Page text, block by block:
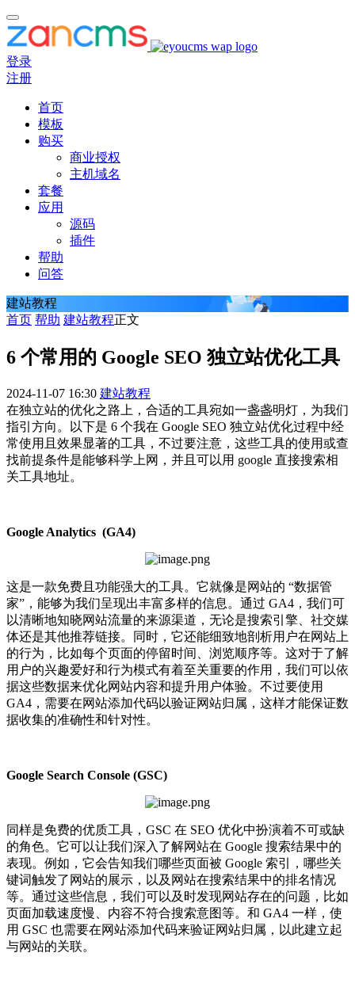
登录
注册
首页
模板
购买
商业授权
主机域名
套餐
应用
源码
插件
帮助
问答
建站教程
首页 帮助 建站教程正文
6 个常用的 Google SEO 独立站优化工具
2024-11-07 16:30 建站教程
在独立站的优化之路上，合适的工具宛如一盏盏明灯，为我们
指引方向。以下是 6 个我在 Google SEO 独立站优化过程中经
常使用且效果显著的工具，不过要注意，这些工具的使用或查
找前提条件是能够科学上网，并且可以用 google 直接搜索相
关工具地址。
Google Analytics (GA4)
这是一款免费且功能强大的工具。它就像是网站的 “数据管
家”，能够为我们呈现出丰富多样的信息。通过 GA4，我们可
以清晰地知晓网站流量的来源渠道，无论是搜索引擎、社交媒
体还是其他推荐链接。同时，它还能细致地剖析用户在网站上
的行为，比如每个页面的停留时间、浏览顺序等。这对于了解
用户的兴趣爱好和行为模式有着至关重要的作用，我们可以依
据这些数据来优化网站内容和提升用户体验。不过要使用
GA4，需要在网站添加代码以验证网站归属，这样才能保证数
据收集的准确性和针对性。
Google Search Console (GSC)
同样是免费的优质工具，GSC 在 SEO 优化中扮演着不可或缺
的角色。它可以让我们深入了解网站在 Google 搜索结果中的
表现。例如，它会告知我们哪些页面被 Google 索引，哪些关
键词触发了网站的展示，以及网站在搜索结果中的排名情况
等。通过这些信息，我们可以及时发现网站存在的问题，比如
页面加载速度慢、内容不符合搜索意图等。和 GA4 一样，使
用 GSC 也需要在网站添加代码来验证网站归属，以此建立起
与网站的关联。